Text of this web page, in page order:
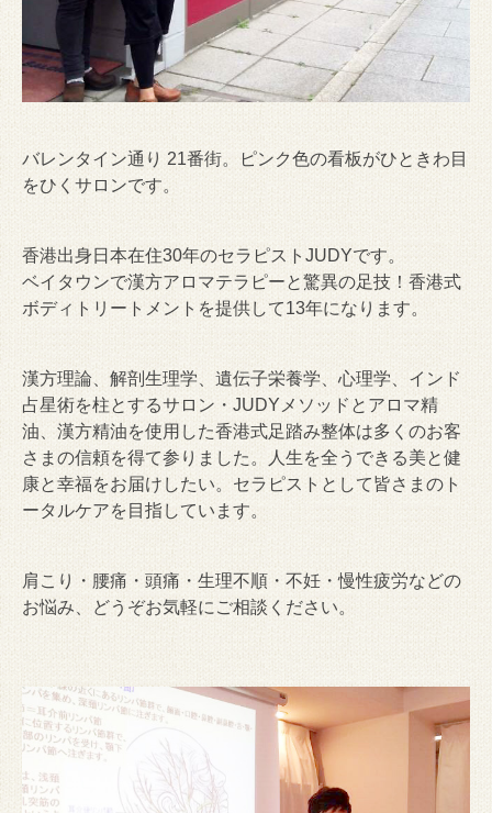
バレンタイン通り 21番街。ピンク色の看板がひときわ目
をひくサロンです。
香港出身日本在住30年のセラピストJUDYです。
ベイタウンで漢方アロマテラピーと驚異の足技！香港式
ボディトリートメントを提供して13年になります。
漢方理論、解剖生理学、遺伝子栄養学、心理学、インド
占星術を柱とするサロン・JUDYメソッドとアロマ精
油、漢方精油を使用した香港式足踏み整体は多くのお客
さまの信頼を得て参りました。人生を全うできる美と健
康と幸福をお届けしたい。セラピストとして皆さまのト
ータルケアを目指しています。
肩こり・腰痛・頭痛・生理不順・不妊・慢性疲労などの
お悩み、どうぞお気軽にご相談ください。